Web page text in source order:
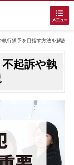
行猶予を目指す方法を解説
起訴や執